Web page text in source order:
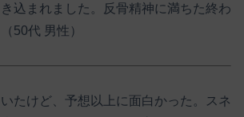
込まれました。反骨精神に満ちた終わ
50代 男性）
たけど、予想以上に面白かった。スネ